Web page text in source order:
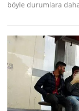
böyle durumlara